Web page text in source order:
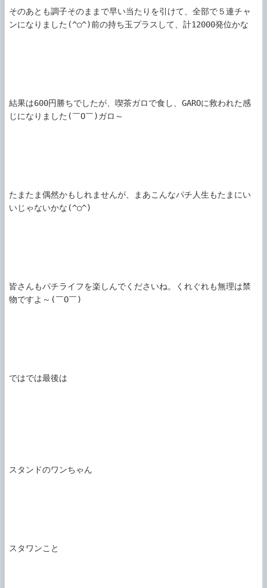
そのあとも調子そのままで早い当たりを引けて、全部で５連チャ
ンになりました(^○^)前の持ち玉プラスして、計12000発位かな
結果は600円勝ちでしたが、喫茶ガロで食し、GAROに救われた感
じになりました(￣O￣)ガロ～
たまたま偶然かもしれませんが、まあこんなパチ人生もたまにい
いじゃないかな(^○^)
皆さんもパチライフを楽しんでくださいね。くれぐれも無理は禁
物ですよ～(￣O￣)
ではでは最後は
スタンドのワンちゃん
スタワンこと